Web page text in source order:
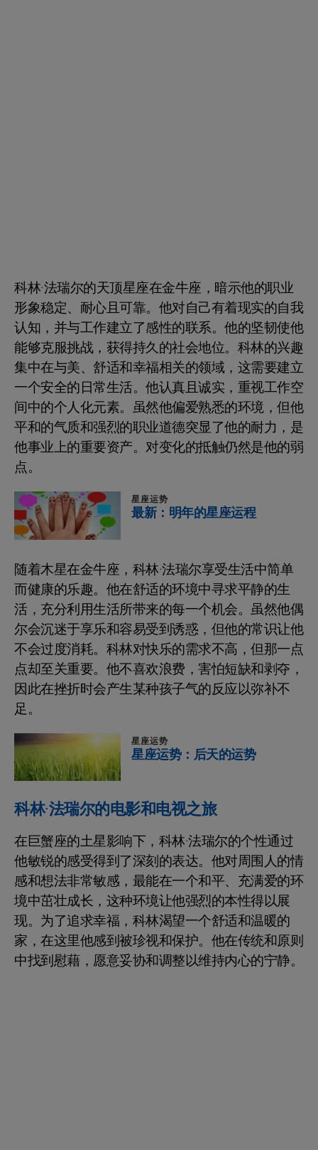
科林·法瑞尔的天顶星座在金牛座，暗示他的职业
形象稳定、耐心且可靠。他对自己有着现实的自我
认知，并与工作建立了感性的联系。他的坚韧使他
能够克服挑战，获得持久的社会地位。科林的兴趣
集中在与美、舒适和幸福相关的领域，这需要建立
一个安全的日常生活。他认真且诚实，重视工作空
间中的个人化元素。虽然他偏爱熟悉的环境，但他
平和的气质和强烈的职业道德突显了他的耐力，是
他事业上的重要资产。对变化的抵触仍然是他的弱
点。
星座运势
最新：明年的星座运程
随着木星在金牛座，科林·法瑞尔享受生活中简单
而健康的乐趣。他在舒适的环境中寻求平静的生
活，充分利用生活所带来的每一个机会。虽然他偶
尔会沉迷于享乐和容易受到诱惑，但他的常识让他
不会过度消耗。科林对快乐的需求不高，但那一点
点却至关重要。他不喜欢浪费，害怕短缺和剥夺，
因此在挫折时会产生某种孩子气的反应以弥补不
足。
星座运势
星座运势：后天的运势
科林·法瑞尔的电影和电视之旅
在巨蟹座的土星影响下，科林·法瑞尔的个性通过
他敏锐的感受得到了深刻的表达。他对周围人的情
感和想法非常敏感，最能在一个和平、充满爱的环
境中茁壮成长，这种环境让他强烈的本性得以展
现。为了追求幸福，科林渴望一个舒适和温暖的
家，在这里他感到被珍视和保护。他在传统和原则
中找到慰藉，愿意妥协和调整以维持内心的宁静。